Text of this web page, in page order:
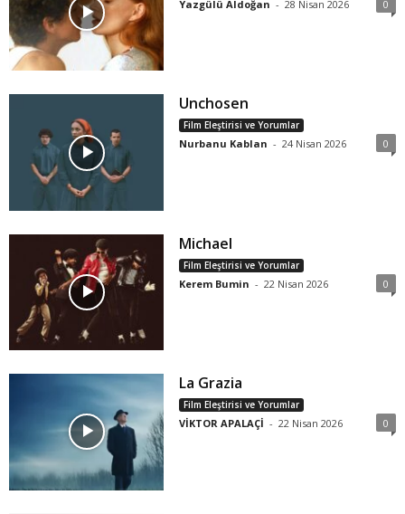
Yazgülü Aldoğan - 28 Nisan 2026 0
Unchosen
Film Eleştirisi ve Yorumlar
Nurbanu Kablan - 24 Nisan 2026 0
Michael
Film Eleştirisi ve Yorumlar
Kerem Bumin - 22 Nisan 2026 0
La Grazia
Film Eleştirisi ve Yorumlar
VİKTOR APALAÇİ - 22 Nisan 2026 0